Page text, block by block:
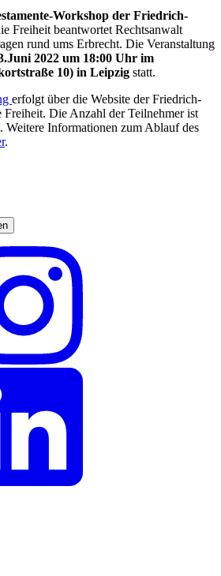
Workshop der Friedrich-
Freiheit beantwortet Rechtsanwalt
rund ums Erbrecht. Die Veranstaltung
2022 um 18:00 Uhr im
10) in Leipzig statt.
erfolgt über die Website der Friedrich-
Die Anzahl der Teilnehmer ist
Weitere Informationen zum Ablauf des
.